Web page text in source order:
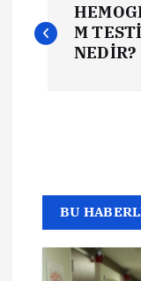
a
z
M TESTİ
NEDİR?
BU